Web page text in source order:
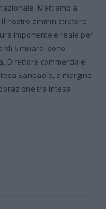
Mettiamo a
nostro amministratore
imponente e reale per
6 miliardi sono
Direttore commerciale
Sanpaolo, a margine
tra Intesa